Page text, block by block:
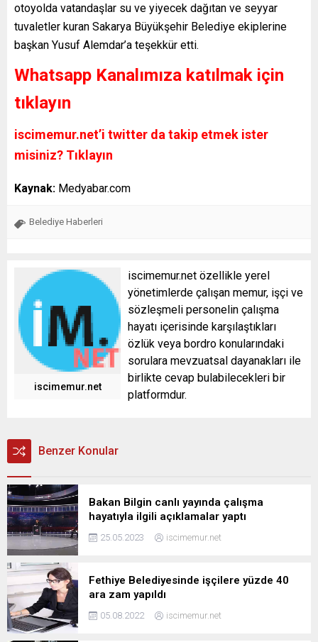
otoyolda vatandaşlar su ve yiyecek dağıtan ve seyyar
tuvaletler kuran Sakarya Büyükşehir Belediye ekiplerine
başkan Yusuf Alemdar’a teşekkür etti.
Whatsapp Kanalımıza katılmak için
tıklayın
iscimemur.net’i twitter da takip etmek ister
misiniz? Tıklayın
Kaynak: Medyabar.com
Belediye Haberleri
iscimemur.net
iscimemur.net özellikle yerel
yönetimlerde çalışan memur, işçi ve
sözleşmeli personelin çalışma
hayatı içerisinde karşılaştıkları
özlük veya bordro konularındaki
sorulara mevzuatsal dayanakları ile
birlikte cevap bulabilecekleri bir
platformdur.
Benzer Konular
Bakan Bilgin canlı yayında çalışma
hayatıyla ilgili açıklamalar yaptı
25.05.2023 iscimemur.net
Fethiye Belediyesinde işçilere yüzde 40
ara zam yapıldı
05.08.2022 iscimemur.net